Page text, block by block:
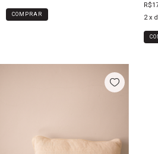
COMPRAR
2 x